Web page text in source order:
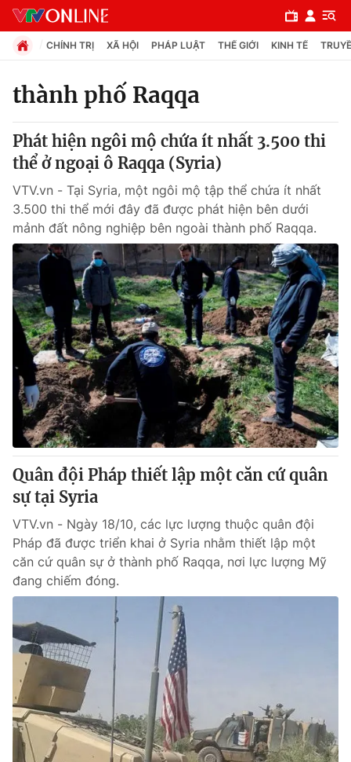
Chuyên mục
Chính trị
Xã hội
Pháp luật
Y tế
Thế giới
Tin tức
Thế giới đó đây
Câu chuyện quốc tế
Kinh tế
Tài chính
Thị trường
Góc doanh nghiệp
Dữ liệu và đời sống
Truyền hình
Phim VTV
Hậu trường
Nhân vật
Khán giả
Giải sao mai
Giải trí
Điện ảnh
Âm nhạc
Đời sống
Du lịch
Làm đẹp
Chất lượng cuộc sống
Tuyển sinh
Học trực tuyến
Công nghệ
Hitech Công nghệ tương lai
Sản phẩm
Thị trường
Giao lưu trực tuyến
Lịch phát sóng
CHÍNH TRỊ XÃ HỘI PHÁP LUẬT THẾ GIỚI KINH TẾ
thành phố Raqqa
Phát hiện ngôi mộ chứa ít nhất 3.500 thi
thể ở ngoại ô Raqqa (Syria)
VTV.vn - Tại Syria, một ngôi mộ tập thể chứa ít nhất
3.500 thi thể mới đây đã được phát hiện bên dưới
mảnh đất nông nghiệp bên ngoài thành phố Raqqa.
Quân đội Pháp thiết lập một căn cứ quân
sự tại Syria
VTV.vn - Ngày 18/10, các lực lượng thuộc quân đội
Pháp đã được triển khai ở Syria nhằm thiết lập một
căn cứ quân sự ở thành phố Raqqa, nơi lực lượng Mỹ
đang chiếm đóng.